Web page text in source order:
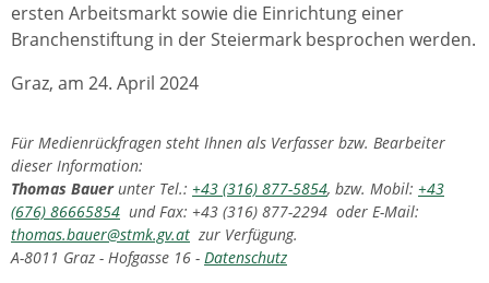
ersten Arbeitsmarkt sowie die Einrichtung einer
Branchenstiftung in der Steiermark besprochen werden.
Graz, am 24. April 2024
Für Medienrückfragen steht Ihnen als Verfasser bzw. Bearbeiter
dieser Information:
Thomas Bauerunter Tel.: +43 (316) 877-5854, bzw. Mobil: +43
(676) 86665854 und Fax: +43 (316) 877-2294 oder E-Mail:
thomas.bauer@stmk.gv.at zur Verfügung.
A-8011 Graz - Hofgasse 16 - Datenschutz